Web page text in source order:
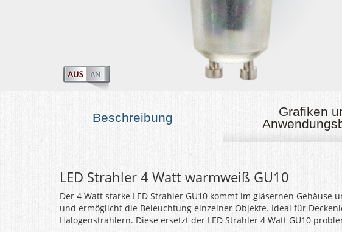
Beschreibung
Grafiken
LED Strahler 4 Watt warmweiß GU10
Der 4 Watt starke LED Strahler GU10 kommt im gläsernen
und ermöglicht die Beleuchtung einzelner Objekte. Ideal für
Halogenstrahlern. Diese ersetzt der LED Strahler 4 Watt GU10